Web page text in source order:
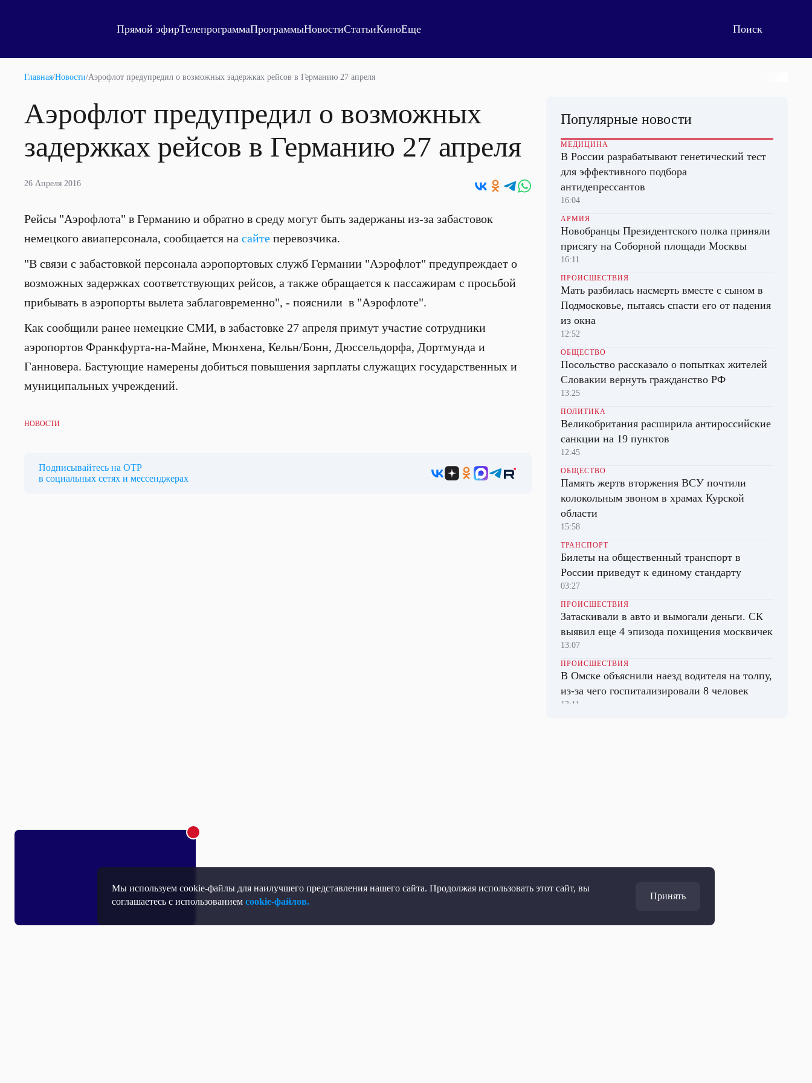
Мы используем cookie-файлы для наилучшего представления нашего сайта. Продолжая использовать этот сайт, вы
соглашаетесь с использованиемcookie-файлов.
Принять
Прямой эфирТелепрограммаПрограммыНовостиСтатьиКиноЕще
Главная/Новости/Аэрофлот предупредил о возможных задержках рейсов в Германию 27 апреля
Аэрофлот предупредил о возможных
задержках рейсов в Германию 27 апреля
26 Апреля 2016
Рейсы "Аэрофлота" в Германию и обратно в среду могут быть задержаны из-за забастовок
немецкого авиаперсонала, сообщается на сайте перевозчика.
"В связи с забастовкой персонала аэропортовых служб Германии "Аэрофлот" предупреждает о
возможных задержках соответствующих рейсов, а также обращается к пассажирам с просьбой
прибывать в аэропорты вылета заблаговременно", - пояснили в "Аэрофлоте".
Как сообщили ранее немецкие СМИ, в забастовке 27 апреля примут участие сотрудники
аэропортов Франкфурта-на-Майне, Мюнхена, Кельн/Бонн, Дюссельдорфа, Дортмунда и
Ганновера. Бастующие намерены добиться повышения зарплаты служащих государственных и
муниципальных учреждений.
НОВОСТИ
Подписывайтесь на ОТР
в социальных сетях и мессенджерах
Популярные новости
МЕДИЦИНА
В России разрабатывают генетический тест
для эффективного подбора
антидепрессантов
16:04
АРМИЯ
Новобранцы Президентского полка приняли
присягу на Соборной площади Москвы
16:11
ПРОИСШЕСТВИЯ
Мать разбилась насмерть вместе с сыном в
Подмосковье, пытаясь спасти его от падения
из окна
12:52
ОБЩЕСТВО
Посольство рассказало о попытках жителей
Словакии вернуть гражданство РФ
13:25
ПОЛИТИКА
Великобритания расширила антироссийские
санкции на 19 пунктов
12:45
ОБЩЕСТВО
Память жертв вторжения ВСУ почтили
колокольным звоном в храмах Курской
области
15:58
ТРАНСПОРТ
Билеты на общественный транспорт в
России приведут к единому стандарту
03:27
ПРОИСШЕСТВИЯ
Затаскивали в авто и вымогали деньги. СК
выявил еще 4 эпизода похищения москвичек
13:07
ПРОИСШЕСТВИЯ
В Омске объяснили наезд водителя на толпу,
из-за чего госпитализировали 8 человек
13:11